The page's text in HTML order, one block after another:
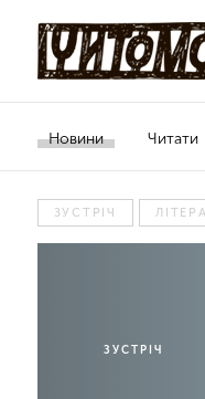
Новини Читати
ЗУСТРІЧ
ЗУСТРІЧ